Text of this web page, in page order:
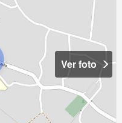
Ver foto